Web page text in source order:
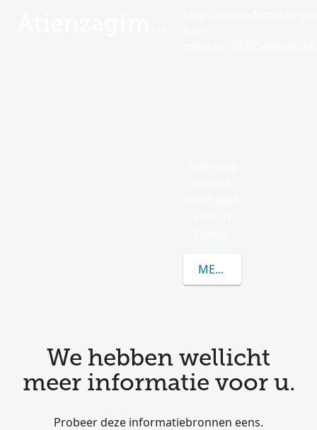
MEER OVER
We hebben wellicht
meer informatie voor u.
Probeer deze informatiebronnen eens.